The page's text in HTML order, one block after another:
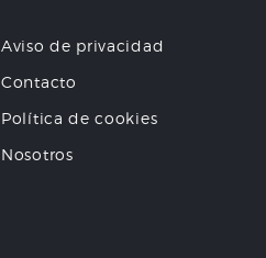
Aviso de privacidad
Contacto
Política de cookies
Nosotros